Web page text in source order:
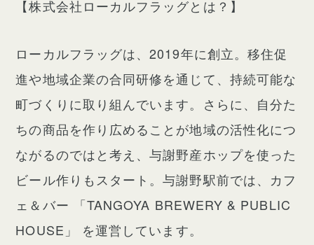
【株式会社ローカルフラッグとは？】
ローカルフラッグは、2019年に創立。移住促
進や地域企業の合同研修を通じて、持続可能な
町づくりに取り組んでいます。さらに、自分た
ちの商品を作り広めることが地域の活性化につ
ながるのではと考え、与謝野産ホップを使った
ビール作りもスタート。与謝野駅前では、カフ
ェ＆バー 「TANGOYA BREWERY & PUBLIC
HOUSE」 を運営しています。